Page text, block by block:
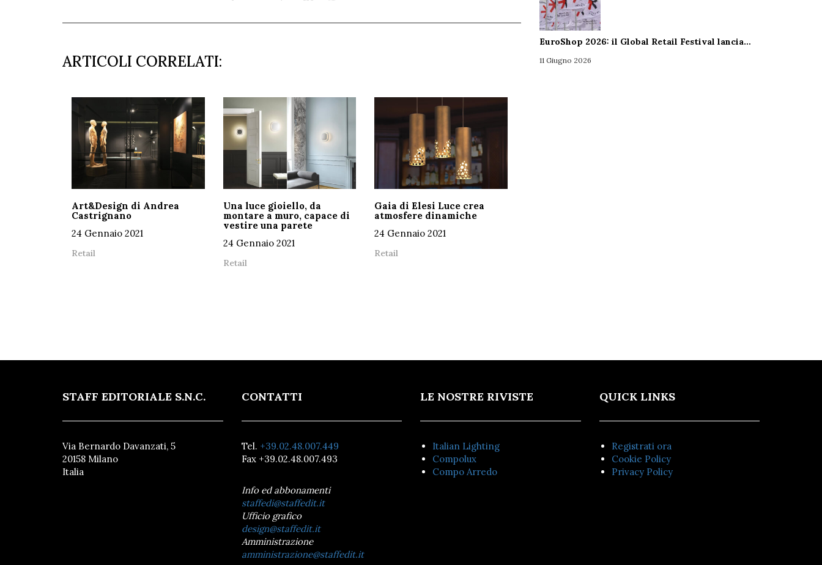
ARTICOLI CORRELATI:
Art&Design di Andrea
Castrignano
24 Gennaio 2021
Retail
Una luce gioiello, da
montare a muro, capace di
vestire una parete
24 Gennaio 2021
Retail
Gaia di Elesi Luce crea
atmosfere dinamiche
24 Gennaio 2021
Retail
EuroShop 2026: il Global Retail Festival lancia…
11 Giugno 2026
STAFF EDITORIALE S.N.C.
Via Bernardo Davanzati, 5
20158 Milano
Italia
CONTATTI
Tel. +39.02.48.007.449
Fax +39.02.48.007.493
Info ed abbonamenti
staffedi@staffedit.it
Ufficio grafico
design@staffedit.it
Amministrazione
amministrazione@staffedit.it
LE NOSTRE RIVISTE
Italian Lighting
Compolux
Compo Arredo
QUICK LINKS
Registrati ora
Cookie Policy
Privacy Policy